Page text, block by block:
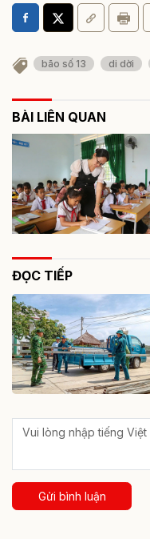
bão số 13 di dời
BÀI LIÊN QUAN
ĐỌC TIẾP
Gửi bình luận